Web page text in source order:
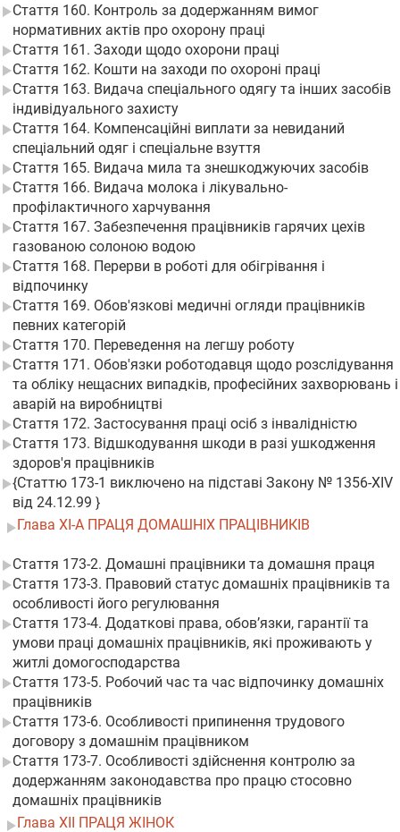
Стаття 160. Контроль за додержанням вимог
нормативних актів про охорону праці
Стаття 161. Заходи щодо охорони праці
Стаття 162. Кошти на заходи по охороні праці
Стаття 163. Видача спеціального одягу та інших засобів
індивідуального захисту
Стаття 164. Компенсаційні виплати за невиданий
спеціальний одяг і спеціальне взуття
Стаття 165. Видача мила та знешкоджуючих засобів
Стаття 166. Видача молока і лікувально-
профілактичного харчування
Стаття 167. Забезпечення працівників гарячих цехів
газованою солоною водою
Стаття 168. Перерви в роботі для обігрівання і
відпочинку
Стаття 169. Обов'язкові медичні огляди працівників
певних категорій
Стаття 170. Переведення на легшу роботу
Стаття 171. Обов'язки роботодавця щодо розслідування
та обліку нещасних випадків, професійних захворювань і
аварій на виробництві
Стаття 172. Застосування праці осіб з інвалідністю
Стаття 173. Відшкодування шкоди в разі ушкодження
здоров'я працівників
{Статтю 173-1 виключено на підставі Закону № 1356-XIV
від 24.12.99 }
Глава XI-А ПРАЦЯ ДОМАШНІХ ПРАЦІВНИКІВ
Стаття 173-2. Домашні працівники та домашня праця
Стаття 173-3. Правовий статус домашніх працівників та
особливості його регулювання
Стаття 173-4. Додаткові права, обов’язки, гарантії та
умови праці домашніх працівників, які проживають у
житлі домогосподарства
Стаття 173-5. Робочий час та час відпочинку домашніх
працівників
Стаття 173-6. Особливості припинення трудового
договору з домашнім працівником
Стаття 173-7. Особливості здійснення контролю за
додержанням законодавства про працю стосовно
домашніх працівників
Глава XII ПРАЦЯ ЖІНОК